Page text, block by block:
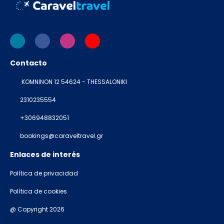
Contacto
KOMNINON 12 54624 - THESSALONIKI
2310235554
+306948832051
bookings@caraveltravel.gr
Enlaces de interés
Política de privacidad
Política de cookies
@ Copyright 2026